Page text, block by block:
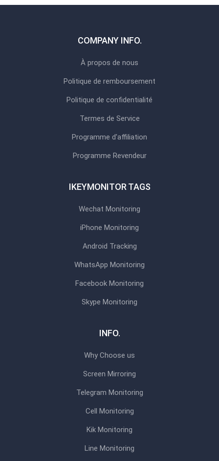
COMPANY INFO.
À propos de nous
Politique de remboursement
Politique de confidentialité
Termes de Service
Programme d'affiliation
Programme Revendeur
IKEYMONITOR TAGS
Wechat Monitoring
iPhone Monitoring
Android Tracking
WhatsApp Monitoring
Facebook Monitoring
Skype Monitoring
INFO.
Why Choose us
Screen Mirroring
Telegram Monitoring
Cell Monitoring
Kik Monitoring
Line Monitoring